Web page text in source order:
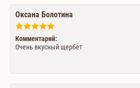
Оксана Болотина
Комментарий:
Очень вкусный щербет